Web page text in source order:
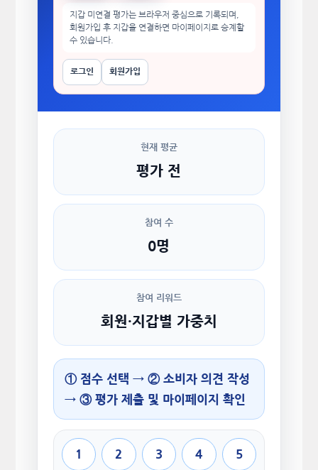
지갑 미연결 평가는 브라우저 중심으로 기록되며,
회원가입 후 지갑을 연결하면 마이페이지로 승계할
수 있습니다.
로그인 회원가입
현재 평균
평가 전
참여 수
0명
참여 리워드
회원·지갑별 가중치
① 점수 선택 → ② 소비자 의견 작성
→ ③ 평가 제출 및 마이페이지 확인
1 2 3 4 5